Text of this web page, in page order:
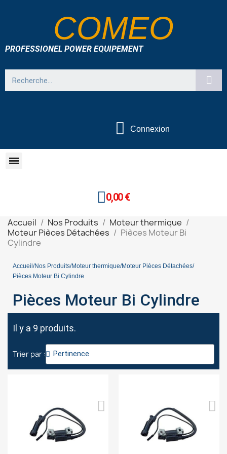
COMEO
PROFESSIONEL POWER EQUIPEMENT
Connexion
0,00 €
Accueil Nos Produits
Moteur thermique
Moteur Pièces Détachées
Pièces Moteur Bi
Cylindre
Accueil Nos Produits Moteur thermique Moteur Pièces Détachées
Pièces Moteur Bi Cylindre
Pièces Moteur Bi Cylindre
Il y a 9 produits.
Trier par :